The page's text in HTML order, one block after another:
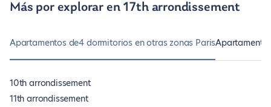
Más por explorar en 17th arrondissement
Apartamentos de4 dormitorios en otras zonas Paris
10th arrondissement
11th arrondissement